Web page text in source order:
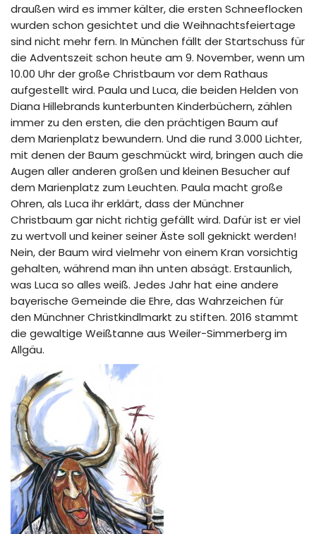
draußen wird es immer kälter, die ersten Schneeflocken
wurden schon gesichtet und die Weihnachtsfeiertage
sind nicht mehr fern. In München fällt der Startschuss für
die Adventszeit schon heute am 9. November, wenn um
10.00 Uhr der große Christbaum vor dem Rathaus
aufgestellt wird. Paula und Luca, die beiden Helden von
Diana Hillebrands kunterbunten Kinderbüchern, zählen
immer zu den ersten, die den prächtigen Baum auf
dem Marienplatz bewundern. Und die rund 3.000 Lichter,
mit denen der Baum geschmückt wird, bringen auch die
Augen aller anderen großen und kleinen Besucher auf
dem Marienplatz zum Leuchten. Paula macht große
Ohren, als Luca ihr erklärt, dass der Münchner
Christbaum gar nicht richtig gefällt wird. Dafür ist er viel
zu wertvoll und keiner seiner Äste soll geknickt werden!
Nein, der Baum wird vielmehr von einem Kran vorsichtig
gehalten, während man ihn unten absägt. Erstaunlich,
was Luca so alles weiß. Jedes Jahr hat eine andere
bayerische Gemeinde die Ehre, das Wahrzeichen für
den Münchner Christkindlmarkt zu stiften. 2016 stammt
die gewaltige Weißtanne aus Weiler-Simmerberg im
Allgäu.